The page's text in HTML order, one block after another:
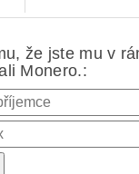
že jste mu v
Monero.: